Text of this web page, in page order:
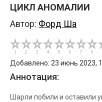
ЦИКЛ АНОМАЛИИ
Автор: Форд Ша
Добавлено: 23 июнь 2023,
Аннотация:
Шарли побили и оставили